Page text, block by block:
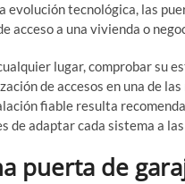
evolución tecnológica, las
acceso a una vivienda o
lugar, comprobar su
de accesos en una de
fiable resulta
de adaptar cada sistema a
puerta de